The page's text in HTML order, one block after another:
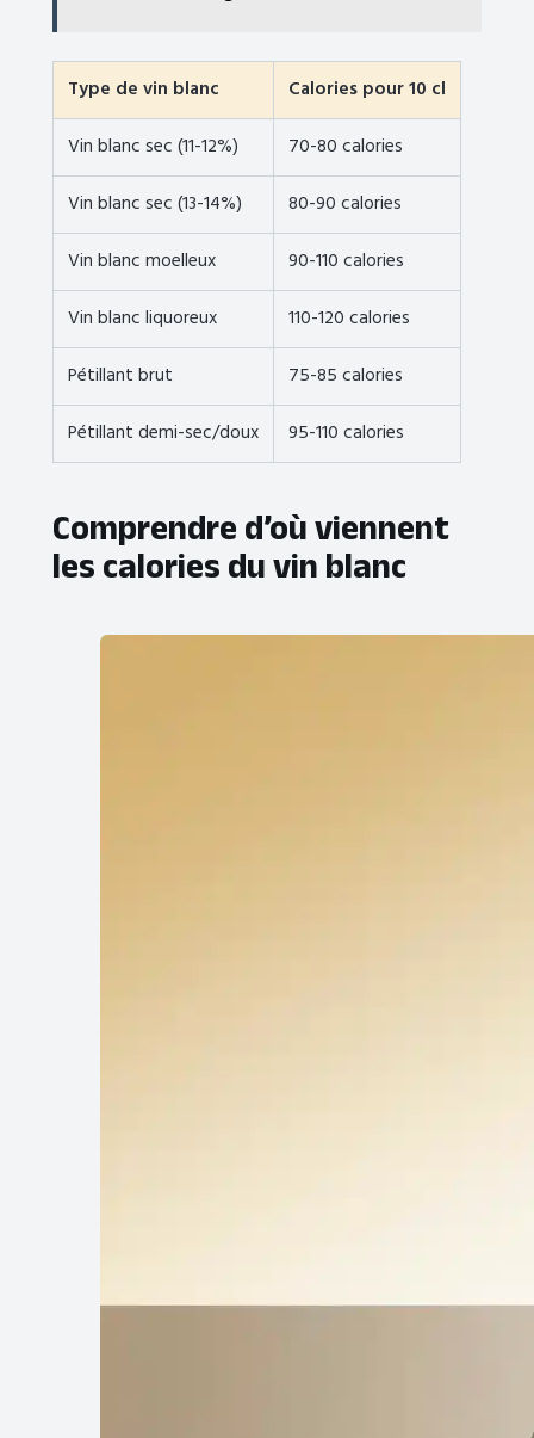
Type de vin blanc
Calories pour 10 cl
Vin blanc sec (11-12%)
70-80 calories
Vin blanc sec (13-14%)
80-90 calories
Vin blanc moelleux
90-110 calories
Vin blanc liquoreux
110-120 calories
Pétillant brut
75-85 calories
Pétillant demi-sec/doux
95-110 calories
Comprendre d’où viennent
les calories du vin blanc